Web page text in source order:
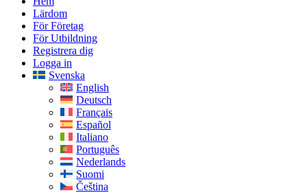
Lärdom
För Företag
För Utbildning
Registrera dig
Logga in
Svenska
English
Deutsch
Français
Español
Italiano
Português
Nederlands
Suomi
Čeština